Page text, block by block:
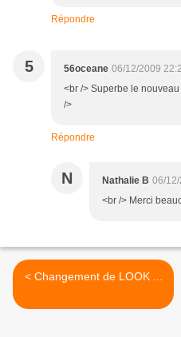
Répondre
5 56oceane 06/12/2009
<br /> Superbe le
/>
Répondre
N Nathalie B 06/
<br /> Merci
< Changement de LOOK ...